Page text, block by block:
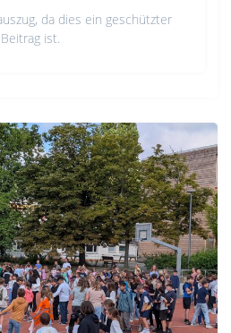
da dies ein geschützter
Beitrag ist.